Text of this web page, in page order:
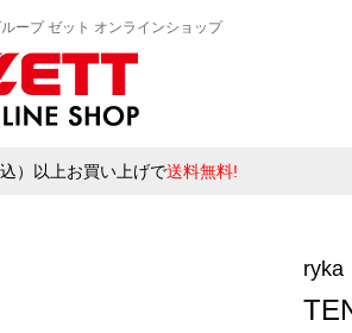
ープ ゼット オンラインショップ
）以上お買い上げで送料無料!
ryka